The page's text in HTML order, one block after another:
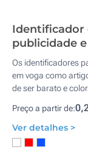
Identificador
publicidade
Os identificadores
em voga como
de ser barato e
Preço a partir de:
Ver detalhes >